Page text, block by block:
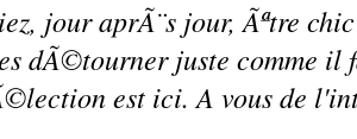
jour aprÃ¨s jour, Ãªtre
dÃ©tourner juste comme
est ici. A vous de